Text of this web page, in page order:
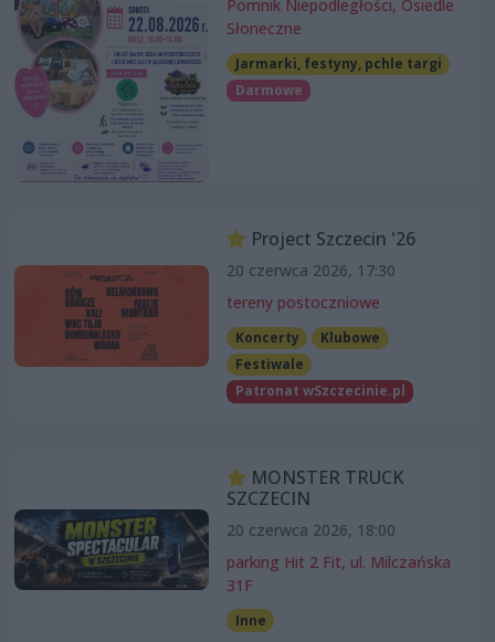
Pomnik Niepodległości, Osiedle
Słoneczne
Jarmarki, festyny, pchle targi
Darmowe
Project Szczecin '26
20 czerwca 2026, 17:30
tereny postoczniowe
Koncerty
Klubowe
Festiwale
Patronat wSzczecinie.pl
MONSTER TRUCK
SZCZECIN
20 czerwca 2026, 18:00
parking Hit 2 Fit, ul. Milczańska
31F
Inne